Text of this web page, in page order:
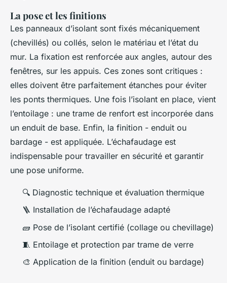
La pose et les finitions
Les panneaux d’isolant sont fixés mécaniquement
(chevillés) ou collés, selon le matériau et l’état du
mur. La fixation est renforcée aux angles, autour des
fenêtres, sur les appuis. Ces zones sont critiques :
elles doivent être parfaitement étanches pour éviter
les ponts thermiques. Une fois l’isolant en place, vient
l’entoilage : une trame de renfort est incorporée dans
un enduit de base. Enfin, la finition - enduit ou
bardage - est appliquée. L’échafaudage est
indispensable pour travailler en sécurité et garantir
une pose uniforme.
🔍 Diagnostic technique et évaluation thermique
🪜 Installation de l’échafaudage adapté
🧱 Pose de l’isolant certifié (collage ou chevillage)
🧵 Entoilage et protection par trame de verre
🎨 Application de la finition (enduit ou bardage)